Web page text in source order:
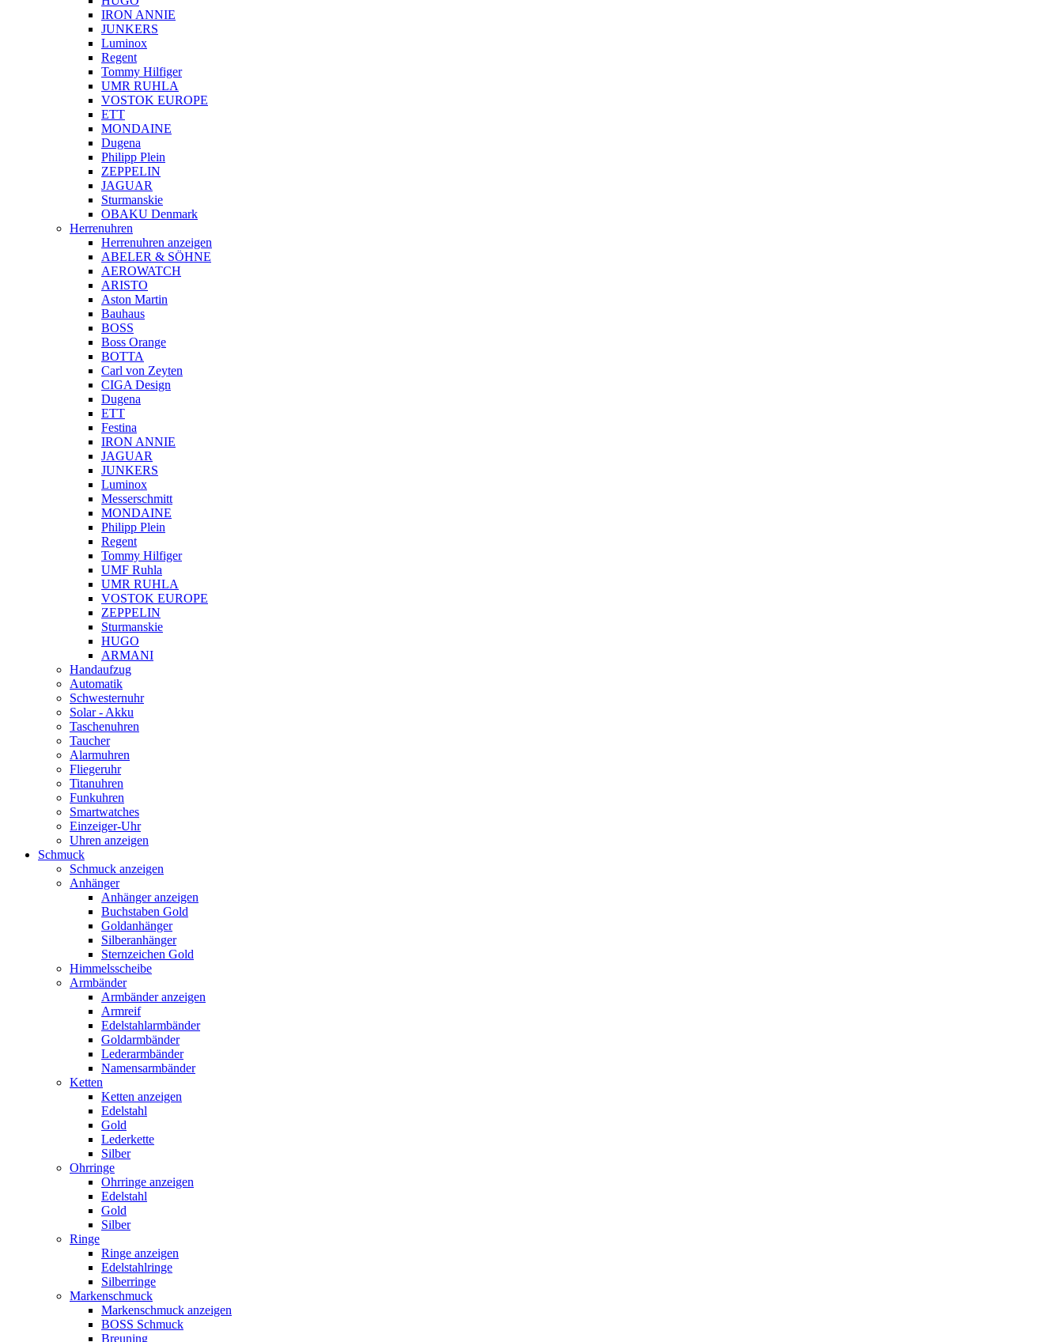
IRON ANNIE
JUNKERS
Luminox
Regent
Tommy Hilfiger
UMR RUHLA
VOSTOK EUROPE
ETT
MONDAINE
Dugena
Philipp Plein
ZEPPELIN
JAGUAR
Sturmanskie
OBAKU Denmark
Herrenuhren
Herrenuhren anzeigen
ABELER & SÖHNE
AEROWATCH
ARISTO
Aston Martin
Bauhaus
BOSS
Boss Orange
BOTTA
Carl von Zeyten
CIGA Design
Dugena
ETT
Festina
IRON ANNIE
JAGUAR
JUNKERS
Luminox
Messerschmitt
MONDAINE
Philipp Plein
Regent
Tommy Hilfiger
UMF Ruhla
UMR RUHLA
VOSTOK EUROPE
ZEPPELIN
Sturmanskie
HUGO
ARMANI
Handaufzug
Automatik
Schwesternuhr
Solar - Akku
Taschenuhren
Taucher
Alarmuhren
Fliegeruhr
Titanuhren
Funkuhren
Smartwatches
Einzeiger-Uhr
Uhren anzeigen
Schmuck
Schmuck anzeigen
Anhänger
Anhänger anzeigen
Buchstaben Gold
Goldanhänger
Silberanhänger
Sternzeichen Gold
Himmelsscheibe
Armbänder
Armbänder anzeigen
Armreif
Edelstahlarmbänder
Goldarmbänder
Lederarmbänder
Namensarmbänder
Ketten
Ketten anzeigen
Edelstahl
Gold
Lederkette
Silber
Ohrringe
Ohrringe anzeigen
Edelstahl
Gold
Silber
Ringe
Ringe anzeigen
Edelstahlringe
Silberringe
Markenschmuck
Markenschmuck anzeigen
BOSS Schmuck
Breuning